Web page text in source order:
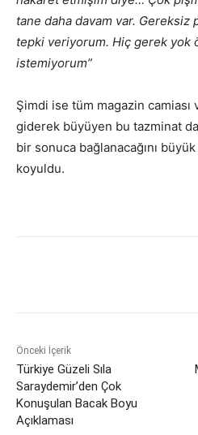
tane daha davam var. Gereksiz
tepki veriyorum. Hiç gerek yok
istemiyorum”
Şimdi ise tüm magazin camiası
giderek büyüyen bu tazminat
bir sonuca bağlanacağını
koyuldu.
Önceki İçerik
Türkiye Güzeli Sıla
Saraydemir’den Çok
Konuşulan Bacak Boyu
Açıklaması